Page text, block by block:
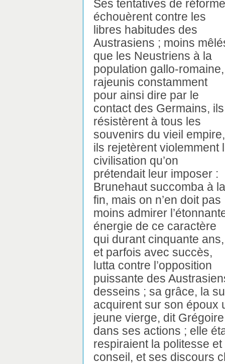
Ses tentatives de réforme
échouèrent contre les
libres habitudes des
Austrasiens ; moins
que les Neustriens à la
population gallo-romaine,
rajeunis constamment
pour ainsi dire par le
contact des Germains, ils
résistèrent à tous les
souvenirs du vieil empire,
ils rejetèrent violemment
civilisation qu’on
prétendait leur imposer :
Brunehaut succomba à la
fin, mais on n’en doit pas
moins admirer
énergie de ce caractère
qui durant cinquante ans,
et parfois avec succès,
lutta contre l’opposition
puissante des
desseins ; sa grâce, la
acquirent sur son époux
jeune vierge, dit
dans ses actions ; elle
respiraient la politesse
conseil, et ses discours